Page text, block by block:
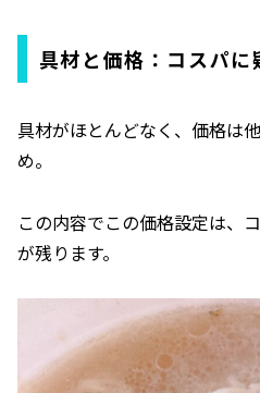
具材と価格：コスパに
具材がほとんどなく、価格は
め。
この内容でこの価格設定は、
が残ります。